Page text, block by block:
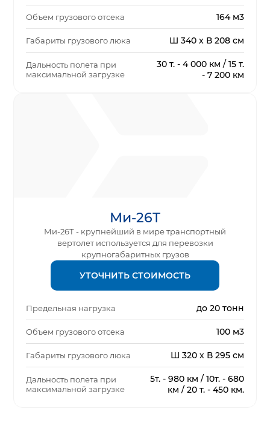
Объем грузового отсека 164 м3
Габариты грузового люка Ш 340 х В 208 см
Дальность полета при
максимальной загрузке
30 т. - 4 000 км / 15 т.
- 7 200 км
Ми-26Т
Ми-26Т - крупнейший в мире транспортный
вертолет используется для перевозки
крупногабаритных грузов
УТОЧНИТЬ СТОИМОСТЬ
Предельная нагрузка до 20 тонн
Объем грузового отсека 100 м3
Габариты грузового люка Ш 320 х В 295 см
Дальность полета при
максимальной загрузке
5т. - 980 км / 10т. - 680
км / 20 т. - 450 км.